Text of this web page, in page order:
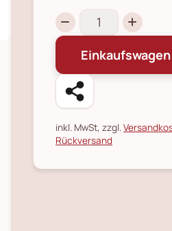
Einkaufswagen
inkl. MwSt, zzgl.
Rückversand